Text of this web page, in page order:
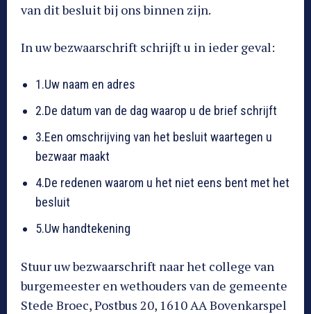
van dit besluit bij ons binnen zijn.
In uw bezwaarschrift schrijft u in ieder geval:
1.Uw naam en adres
2.De datum van de dag waarop u de brief schrijft
3.Een omschrijving van het besluit waartegen u
bezwaar maakt
4.De redenen waarom u het niet eens bent met het
besluit
5.Uw handtekening
Stuur uw bezwaarschrift naar het college van
burgemeester en wethouders van de gemeente
Stede Broec, Postbus 20, 1610 AA Bovenkarspel